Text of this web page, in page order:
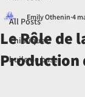
All Posts
Chimiques
huile de base
Le Rôle de
Production
Emily Othenin 4